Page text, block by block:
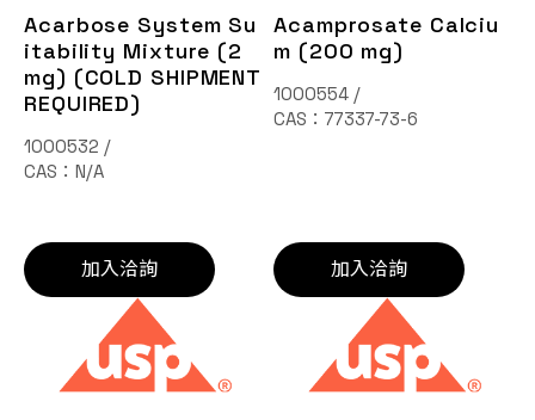
Acarbose System Su
itability Mixture (2
mg) (COLD SHIPMENT
REQUIRED)
1000532 /
CAS：N/A
加入洽詢
Acamprosate Calciu
m (200 mg)
1000554 /
CAS：77337-73-6
加入洽詢